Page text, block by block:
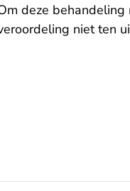
deze
niet ten